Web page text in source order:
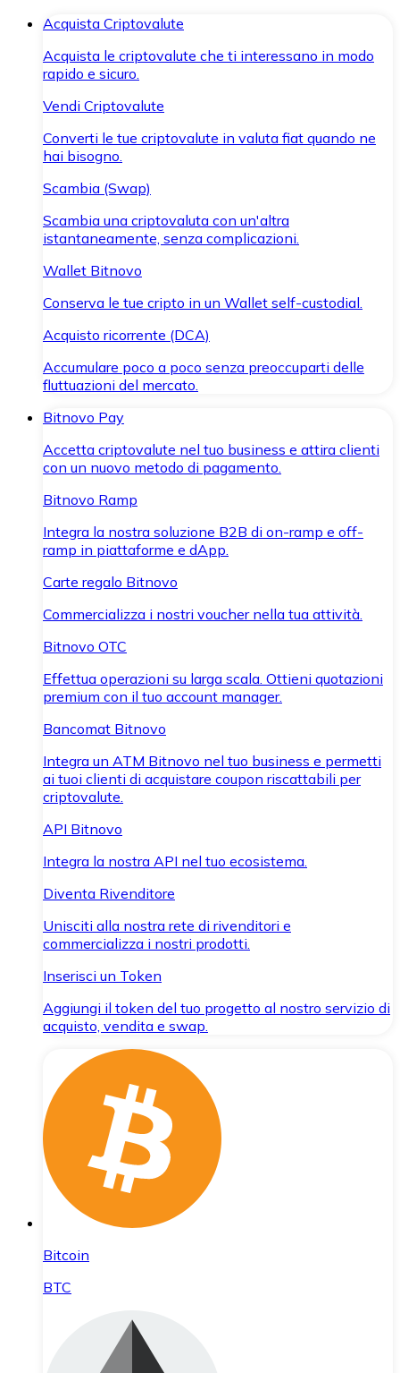
Acquista Criptovalute
Acquista le criptovalute che ti interessano in modo
rapido e sicuro.
Vendi Criptovalute
Converti le tue criptovalute in valuta fiat quando ne
hai bisogno.
Scambia (Swap)
Scambia una criptovaluta con un'altra
istantaneamente, senza complicazioni.
Wallet Bitnovo
Conserva le tue cripto in un Wallet self-custodial.
Acquisto ricorrente (DCA)
Accumulare poco a poco senza preoccuparti delle
fluttuazioni del mercato.
Bitnovo Pay
Accetta criptovalute nel tuo business e attira clienti
con un nuovo metodo di pagamento.
Bitnovo Ramp
Integra la nostra soluzione B2B di on-ramp e off-
ramp in piattaforme e dApp.
Carte regalo Bitnovo
Commercializza i nostri voucher nella tua attività.
Bitnovo OTC
Effettua operazioni su larga scala. Ottieni quotazioni
premium con il tuo account manager.
Bancomat Bitnovo
Integra un ATM Bitnovo nel tuo business e permetti
ai tuoi clienti di acquistare coupon riscattabili per
criptovalute.
API Bitnovo
Integra la nostra API nel tuo ecosistema.
Diventa Rivenditore
Unisciti alla nostra rete di rivenditori e
commercializza i nostri prodotti.
Inserisci un Token
Aggiungi il token del tuo progetto al nostro servizio di
acquisto, vendita e swap.
Bitcoin
BTC